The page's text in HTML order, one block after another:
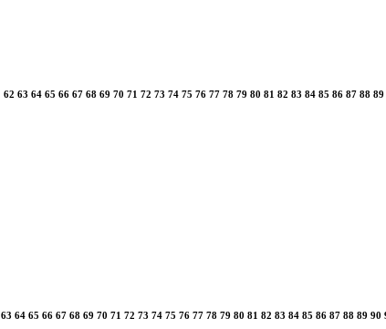
62 63 64 65 66 67 68 69 70 71 72 73 74 75 76 77 78 79 80 81 82 83 84 85 86 87 88 89
63 64 65 66 67 68 69 70 71 72 73 74 75 76 77 78 79 80 81 82 83 84 85 86 87 88 89 90